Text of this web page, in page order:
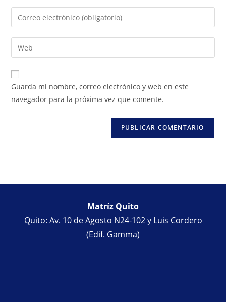
Guarda mi nombre, correo electrónico y web en este
navegador para la próxima vez que comente.
Matríz Quito
Quito: Av. 10 de Agosto N24-102 y Luis Cordero
(Edif. Gamma)